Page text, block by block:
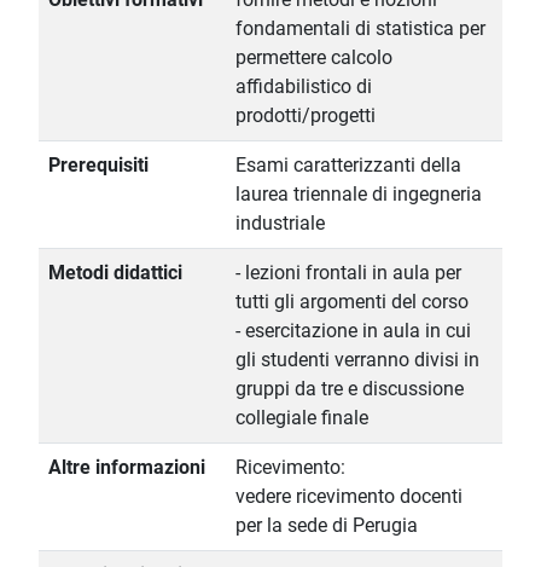
fondamentali di statistica per
permettere calcolo
affidabilistico di
prodotti/progetti
Prerequisiti
Esami caratterizzanti della
laurea triennale di ingegneria
industriale
Metodi didattici
- lezioni frontali in aula per
tutti gli argomenti del corso
- esercitazione in aula in cui
gli studenti verranno divisi in
gruppi da tre e discussione
collegiale finale
Altre informazioni
Ricevimento:
vedere ricevimento docenti
per la sede di Perugia